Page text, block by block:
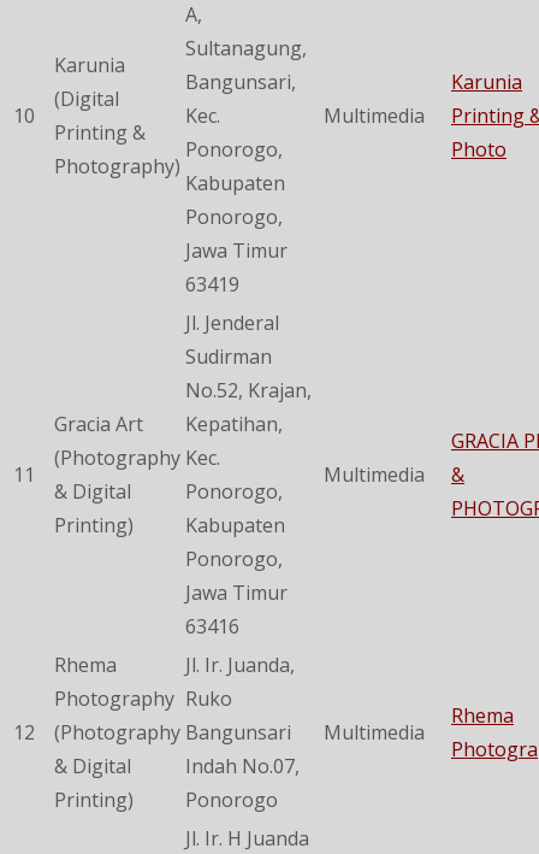
10
Karunia
(Digital
Printing &
Photography)
A,
Sultanagung,
Bangunsari,
Kec.
Ponorogo,
Kabupaten
Ponorogo,
Jawa Timur
63419
Multimedia
Karunia
Printing
Photo
11
Gracia Art
(Photography
& Digital
Printing)
Jl. Jenderal
Sudirman
No.52, Krajan,
Kepatihan,
Kec.
Ponorogo,
Kabupaten
Ponorogo,
Jawa Timur
63416
Multimedia
GRACIA
&
12
Rhema
Photography
(Photography
& Digital
Printing)
Jl. Ir. Juanda,
Ruko
Bangunsari
Indah No.07,
Ponorogo
Multimedia
Rhema
Jl. Ir. H Juanda